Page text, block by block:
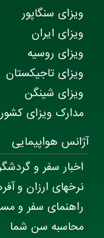
ویزای سنگاپور
ویزای ایران
ویزای روسیه
ویزای تاجیکستان
ویزای شینگن
مدارک ویزای
آژانس هواپیمایی
اخبار سفر و
نرخهای ارزان و
راهنمای سفر و
محاسبه سن شما